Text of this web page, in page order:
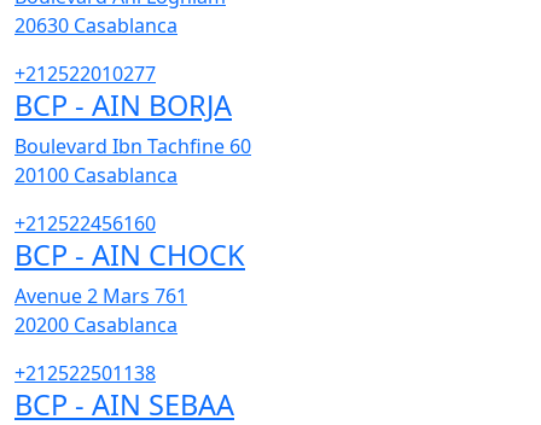
20630 Casablanca
+212522010277
BCP - AIN BORJA
Boulevard Ibn Tachfine 60
20100 Casablanca
+212522456160
BCP - AIN CHOCK
Avenue 2 Mars 761
20200 Casablanca
+212522501138
BCP - AIN SEBAA